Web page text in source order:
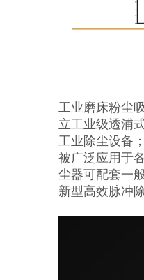
工业磨床粉尘
立工业级透浦
工业除尘设备
被广泛应用于
尘器可配套一
新型高效脉冲